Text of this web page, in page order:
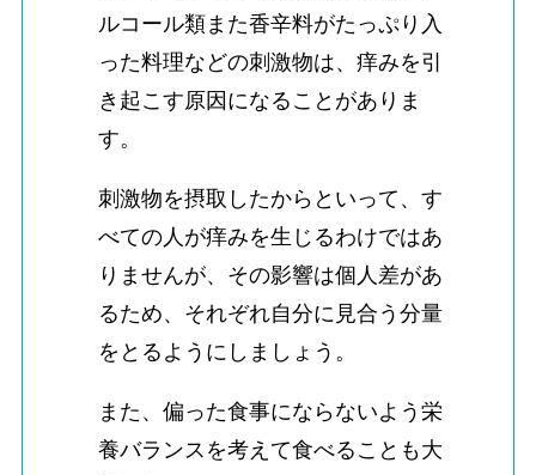
ルコール類また香辛料がたっぷり入
った料理などの刺激物は、痒みを引
き起こす原因になることがありま
す。
刺激物を摂取したからといって、す
べての人が痒みを生じるわけではあ
りませんが、その影響は個人差があ
るため、それぞれ自分に見合う分量
をとるようにしましょう。
また、偏った食事にならないよう栄
養バランスを考えて食べることも大